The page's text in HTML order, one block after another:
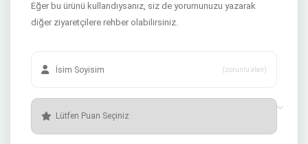
Eğer bu ürünü kullandıysanız, siz de yorumunuzu yazarak
diğer ziyaretçilere rehber olabilirsiniz.
(zorunlu alan)